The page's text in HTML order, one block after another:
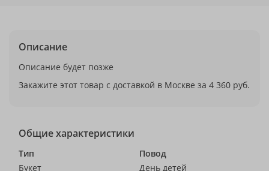
Описание
Описание будет позже
Закажите этот товар с доставкой в Москве за 4 360 руб.
Общие характеристики
Тип
Букет
Повод
День детей